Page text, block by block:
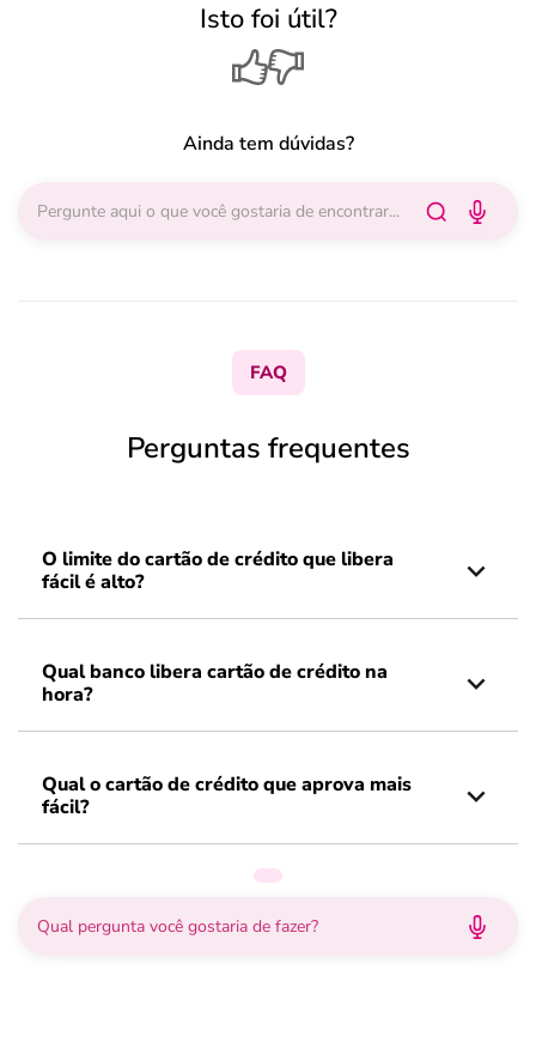
Isto foi útil?
Ainda tem dúvidas?
FAQ
Perguntas frequentes
O limite do cartão de crédito que libera
fácil é alto?
Qual banco libera cartão de crédito na
hora?
Qual o cartão de crédito que aprova mais
fácil?